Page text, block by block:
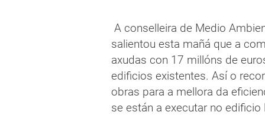
A conselleira de Medio
salientou esta mañá que a
axudas con 17 millóns de
edificios existentes. Así o
obras para a mellora da
se están a executar no